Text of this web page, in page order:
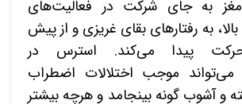
مغز به جای شرکت در فعالیت‌های
به رفتارهای بقای غریزی و از پیش
حرکت پیدا می‌کند. استرس در
موجب اختلالات اضطراب
و آشوب گونه بینجامد و هرچه بیشتر